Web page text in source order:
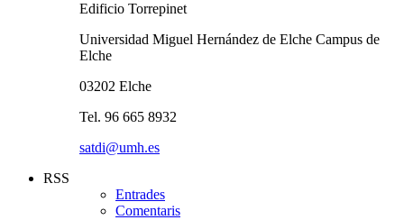
Edificio Torrepinet
Universidad Miguel Hernández de Elche Campus de
Elche
03202 Elche
Tel. 96 665 8932
satdi@umh.es
RSS
Entrades
Comentaris